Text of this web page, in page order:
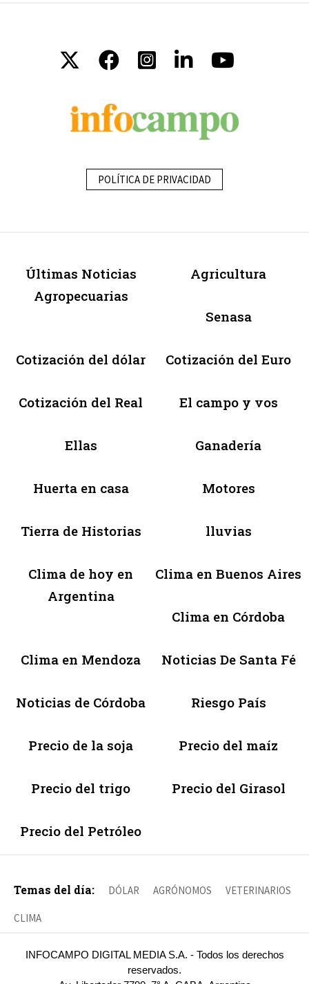
POLÍTICA DE PRIVACIDAD
Últimas Noticias
Agropecuarias
Agricultura
Senasa
Cotización del dólar Cotización del Euro
Cotización del Real El campo y vos
Ellas Ganadería
Huerta en casa Motores
Tierra de Historias lluvias
Clima de hoy en
Argentina
Clima en Buenos Aires
Clima en Córdoba
Clima en Mendoza Noticias De Santa Fé
Noticias de Córdoba Riesgo País
Precio de la soja Precio del maíz
Precio del trigo Precio del Girasol
Precio del Petróleo
Temas del día: DÓLAR AGRÓNOMOS VETERINARIOS
CLIMA
INFOCAMPO DIGITAL MEDIA S.A. - Todos los derechos
reservados.